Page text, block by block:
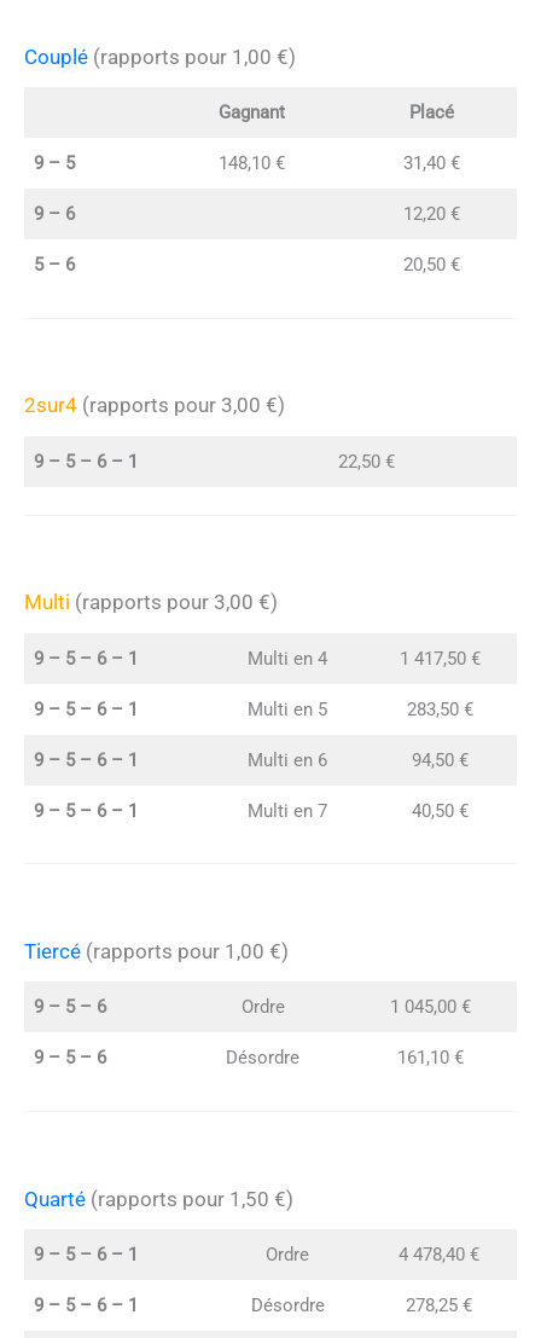
Couplé (rapports pour 1,00 €)
Gagnant Placé
9 – 5 148,10 € 31,40 €
9 – 6 12,20 €
5 – 6 20,50 €
2sur4 (rapports pour 3,00 €)
9 – 5 – 6 – 1 22,50 €
Multi (rapports pour 3,00 €)
9 – 5 – 6 – 1 Multi en 4 1 417,50 €
9 – 5 – 6 – 1 Multi en 5 283,50 €
9 – 5 – 6 – 1 Multi en 6 94,50 €
9 – 5 – 6 – 1 Multi en 7 40,50 €
Tiercé (rapports pour 1,00 €)
9 – 5 – 6 Ordre 1 045,00 €
9 – 5 – 6 Désordre 161,10 €
Quarté (rapports pour 1,50 €)
9 – 5 – 6 – 1 Ordre 4 478,40 €
9 – 5 – 6 – 1 Désordre 278,25 €